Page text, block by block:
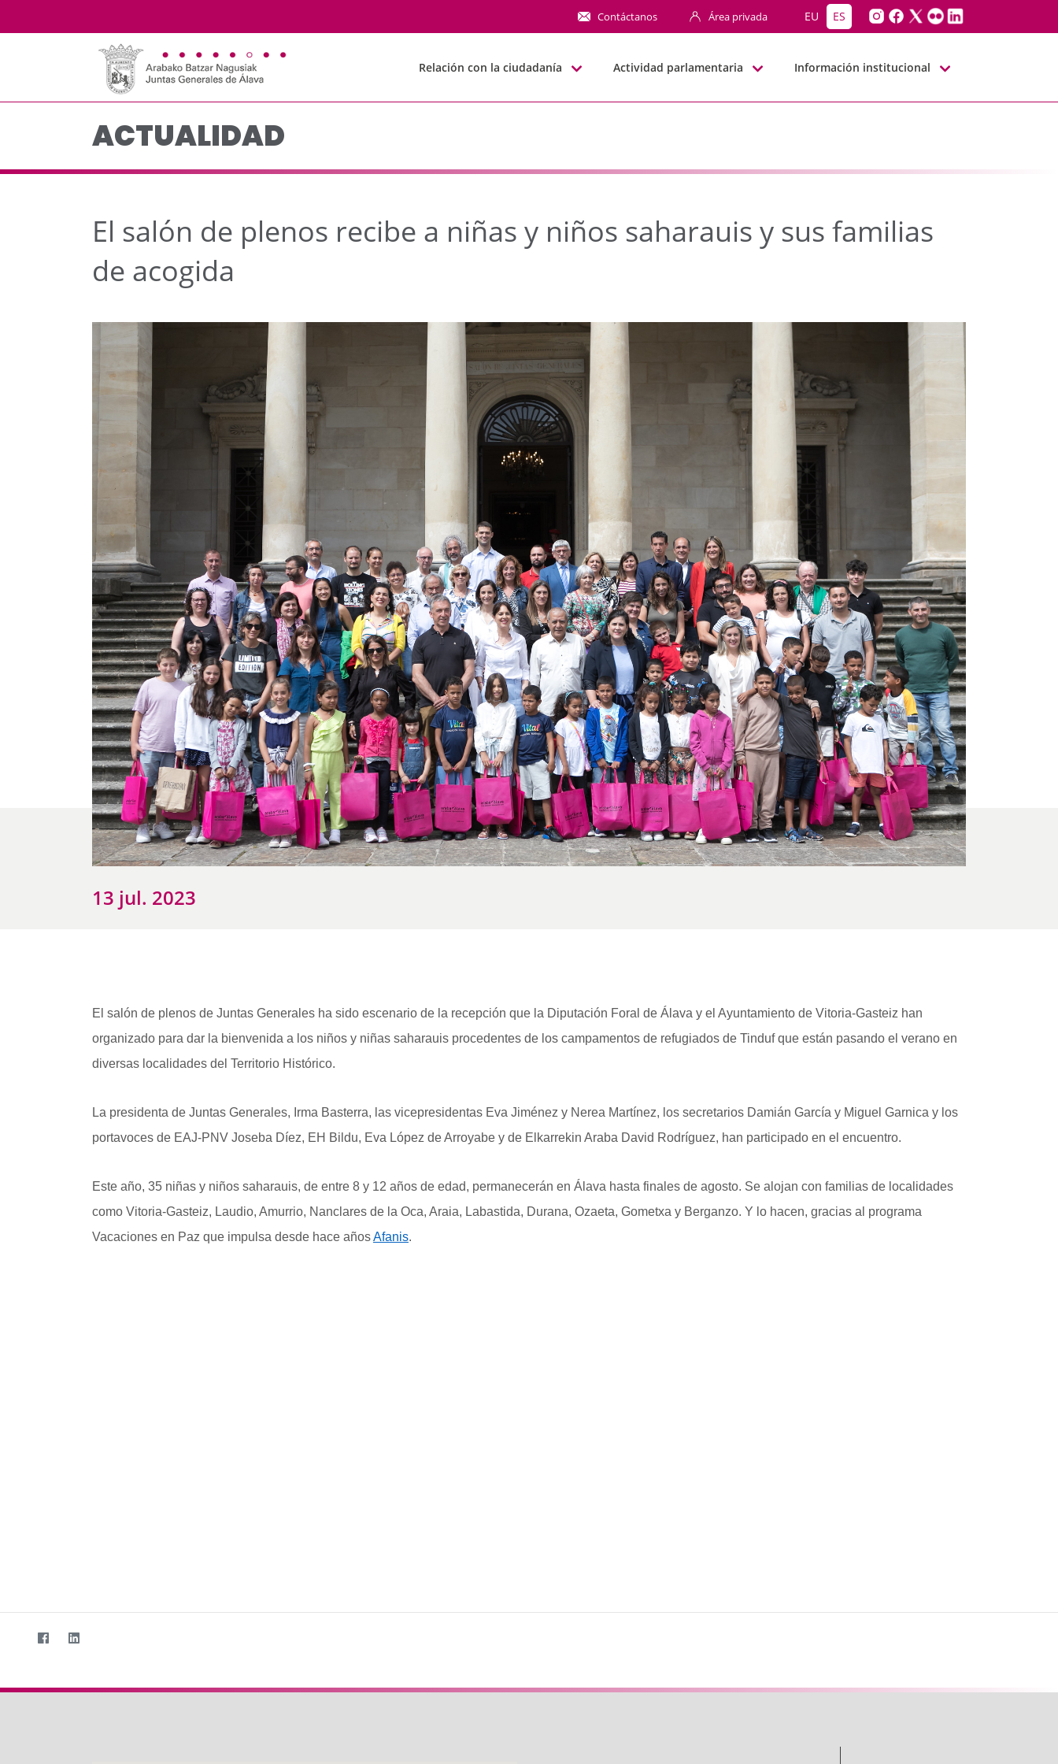
El salón de plenos recibe a niñas y niños saharauis y sus familias de
Contáctanos Área privada EU ES
Relación con la ciudadanía Actividad parlamentaria Información institucional
ACTUALIDAD
El salón de plenos recibe a niñas y niños saharauis y sus familias
de acogida
13 jul. 2023
El salón de plenos de Juntas Generales ha sido escenario de la recepción que la Diputación Foral de Álava y el Ayuntamiento de Vitoria-Gasteiz han
organizado para dar la bienvenida a los niños y niñas saharauis procedentes de los campamentos de refugiados de Tinduf que están pasando el verano en
diversas localidades del Territorio Histórico.
La presidenta de Juntas Generales, Irma Basterra, las vicepresidentas Eva Jiménez y Nerea Martínez, los secretarios Damián García y Miguel Garnica y los
portavoces de EAJ-PNV Joseba Díez, EH Bildu, Eva López de Arroyabe y de Elkarrekin Araba David Rodríguez, han participado en el encuentro.
Este año, 35 niñas y niños saharauis, de entre 8 y 12 años de edad, permanecerán en Álava hasta finales de agosto. Se alojan con familias de localidades
como Vitoria-Gasteiz, Laudio, Amurrio, Nanclares de la Oca, Araia, Labastida, Durana, Ozaeta, Gometxa y Berganzo. Y lo hacen, gracias al programa
Vacaciones en Paz que impulsa desde hace añosAfanis.